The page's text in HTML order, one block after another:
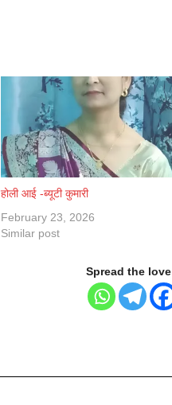
होली आई -ब्यूटी कुमारी
February 23, 2026
Similar post
Spread the love